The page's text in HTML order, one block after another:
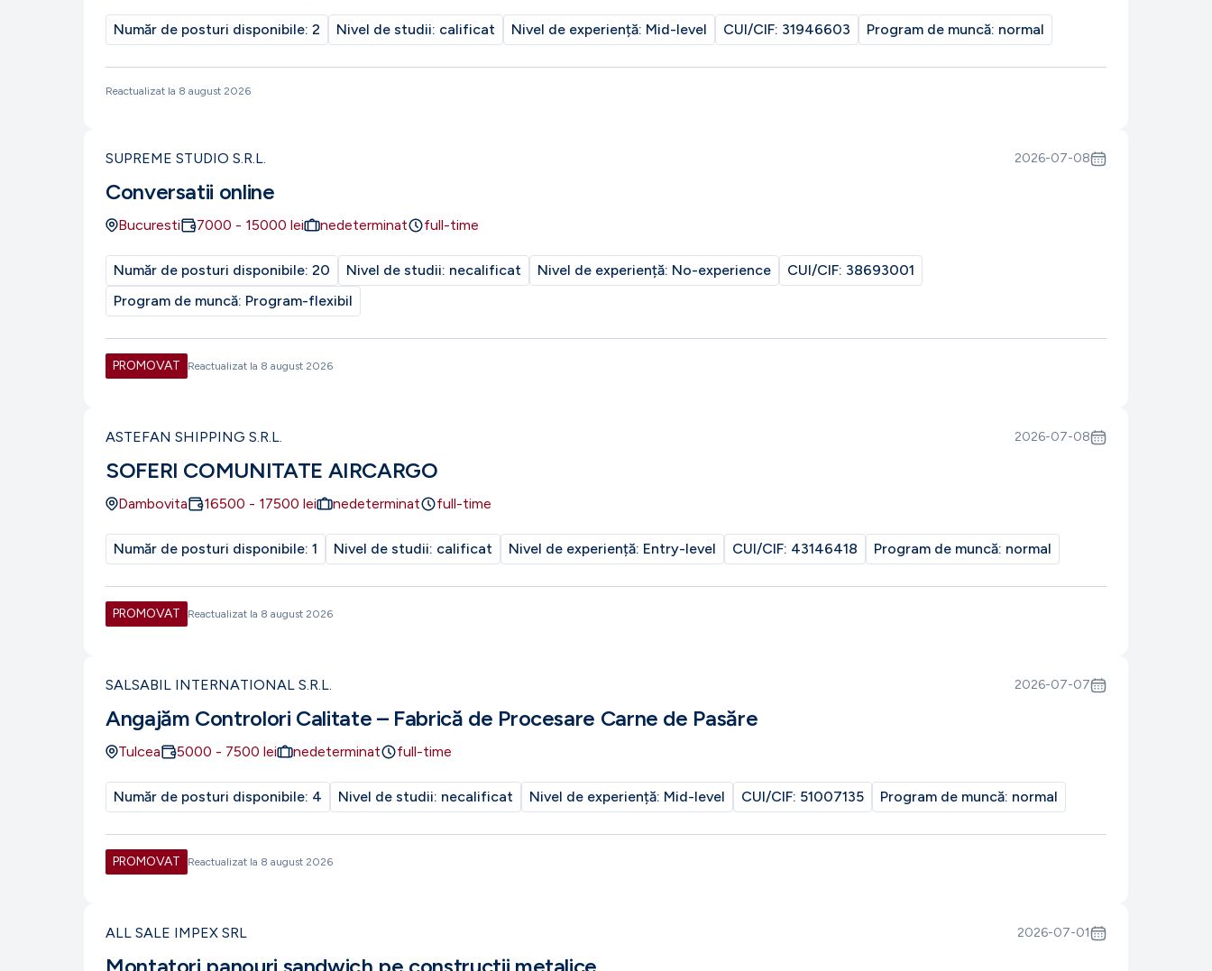
Număr de posturi disponibile: 2 Nivel de studii: calificat Nivel de experiență: Mid-level CUI/CIF: 31946603 Program de muncă: normal
Reactualizat la 8 august 2026
SUPREME STUDIO S.R.L. 2026-07-08
Conversatii online
Bucuresti 7000 - 15000 lei nedeterminat full-time
Număr de posturi disponibile: 20 Nivel de studii: necalificat Nivel de experiență: No-experience CUI/CIF: 38693001
Program de muncă: Program-flexibil
PROMOVAT Reactualizat la 8 august 2026
ASTEFAN SHIPPING S.R.L. 2026-07-08
SOFERI COMUNITATE AIRCARGO
Dambovita 16500 - 17500 lei nedeterminat full-time
Număr de posturi disponibile: 1 Nivel de studii: calificat Nivel de experiență: Entry-level CUI/CIF: 43146418 Program de muncă: normal
PROMOVAT Reactualizat la 8 august 2026
SALSABIL INTERNATIONAL S.R.L. 2026-07-07
Angajăm Controlori Calitate – Fabrică de Procesare Carne de Pasăre
Tulcea 5000 - 7500 lei nedeterminat full-time
Număr de posturi disponibile: 4 Nivel de studii: necalificat Nivel de experiență: Mid-level CUI/CIF: 51007135 Program de muncă: normal
PROMOVAT Reactualizat la 8 august 2026
ALL SALE IMPEX SRL 2026-07-01